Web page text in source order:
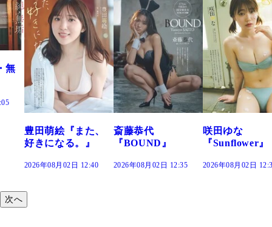
斎藤恭代
『BOUND』
2026年08月02日 12:35
咲田ゆな
『Sunflower』
2026年08月02日 12:30
藤水咲桜『花
だまり』
2026年08月02日
次へ